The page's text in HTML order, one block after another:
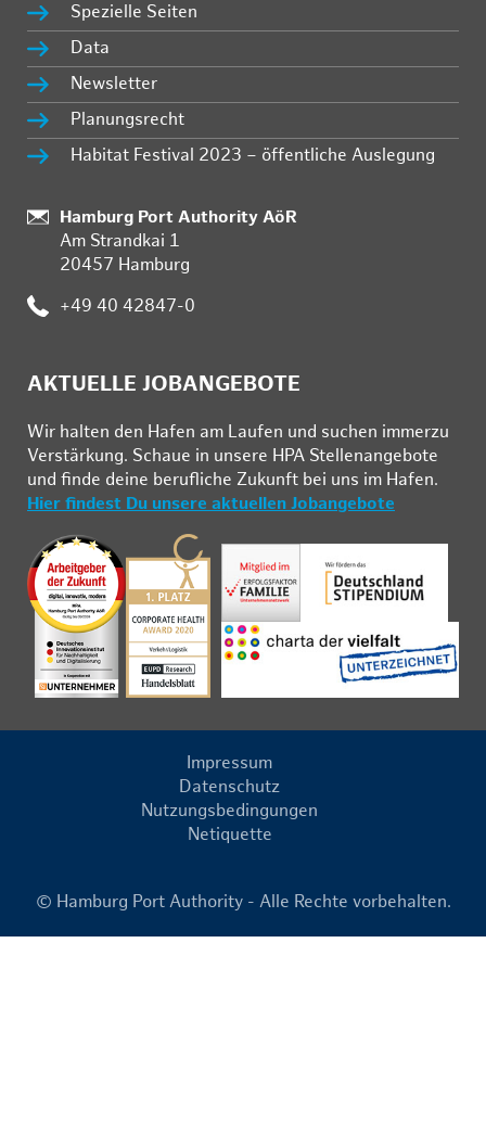
Spezielle Seiten
Data
Newsletter
Planungsrecht
Habitat Festival 2023 – öffentliche Auslegung
Standort:
Hamburg Port Authority AöR
Am Strandkai 1
20457 Hamburg
Telefon:
+49 40 42847-0
AKTUELLE JOBANGEBOTE
Wir hal­ten den Ha­fen am Lau­fen und su­chen im­mer­zu
Ver­stär­kung. Schau­e in un­se­re HPA Stel­len­an­ge­bo­te
und fin­de deine be­ruf­li­che Zu­kunft bei uns im Ha­fen.
Hier findest Du unsere aktuellen Jobangebote
Impressum
Datenschutz
Nutzungsbedingungen
Netiquette
© Hamburg Port Authority - Alle Rechte vorbehalten.